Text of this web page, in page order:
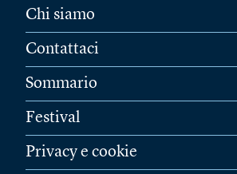
Chi siamo
Contattaci
Sommario
Festival
Privacy e cookie